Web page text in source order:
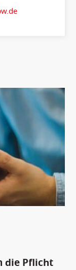
die Pflicht